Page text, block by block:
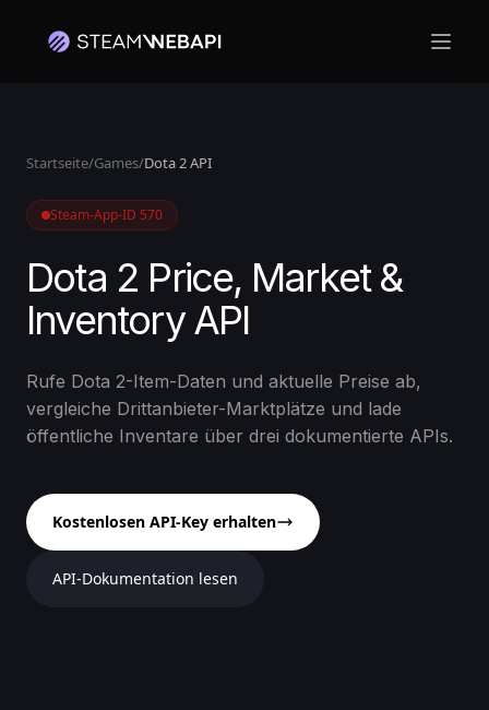
Startseite/Games/Dota 2 API
Steam-App-ID 570
Dota 2 Price, Market &
Inventory API
Rufe Dota 2-Item-Daten und aktuelle Preise ab,
vergleiche Drittanbieter-Marktplätze und lade
öffentliche Inventare über drei dokumentierte APIs.
Kostenlosen API-Key erhalten
API-Dokumentation lesen